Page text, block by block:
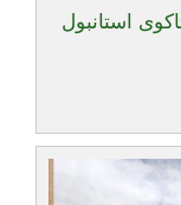
استانبول